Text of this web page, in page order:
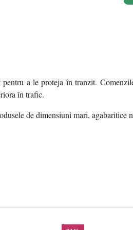
a le proteja în tranzit.
în trafic.
de dimensiuni mari,